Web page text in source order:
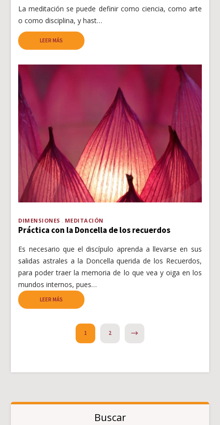
La meditación se puede definir como ciencia, como arte
o como disciplina, y hast…
LEER MÁS
DIMENSIONES MEDITACIÓN
Práctica con la Doncella de los recuerdos
Es necesario que el discípulo aprenda a llevarse en sus
salidas astrales a la Doncella querida de los Recuerdos,
para poder traer la memoria de lo que vea y oiga en los
mundos internos, pues…
LEER MÁS
1 2
Buscar